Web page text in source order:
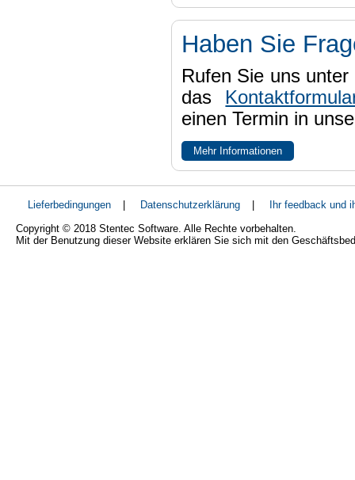
Haben Sie
Rufen Sie uns
das
einen Termin in
Mehr Informationen
Lieferbedingungen | Datenschutzerklärung |
Ihr feedback und
Copyright © 2018 Stentec Software. Alle Rechte vorbehalten.
Mit der Benutzung dieser Website erklären Sie sich mit den